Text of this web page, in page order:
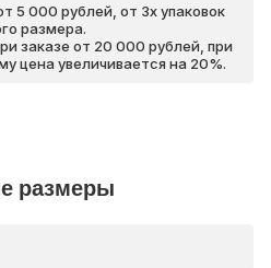
5 000 рублей, от 3х упаковок
размера.
заказе от 20 000 рублей, при
цена увеличивается на 20%.
размеры